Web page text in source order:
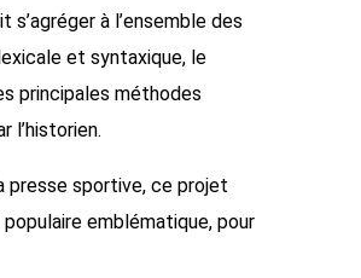
à l’ensemble des
et syntaxique, le
principales méthodes
l’historien.
presse sportive, ce projet
emblématique, pour